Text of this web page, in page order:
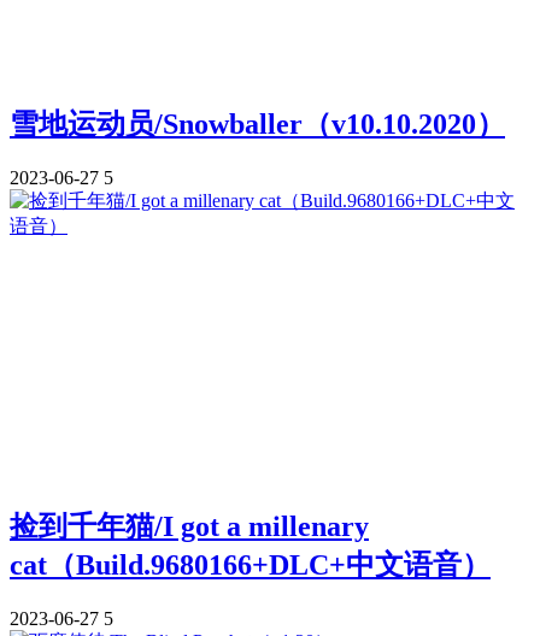
雪地运动员/Snowballer（v10.10.2020）
2023-06-27 5
捡到千年猫/I got a millenary
cat（Build.9680166+DLC+中文语音）
2023-06-27 5